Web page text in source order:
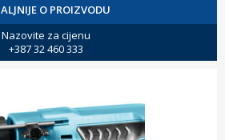
O PROIZVODU
Nazovite za cijenu
+387 32 460 333